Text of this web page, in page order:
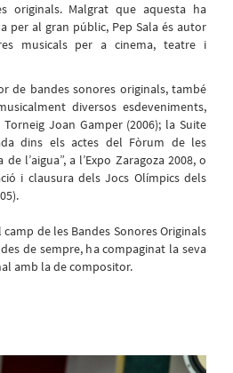
originals. Malgrat que aquesta ha
per al gran públic, Pep Sala és autor
musicals per a cinema, teatre i
de bandes sonores originals, també
diversos esdeveniments,
Joan Gamper (2006); la Suite
dins els actes del Fòrum de les
l’aigua”, a l’Expo Zaragoza 2008, o
i clausura dels Jocs Olímpics dels
de les Bandes Sonores Originals
des de sempre, ha compaginat la seva
amb la de compositor.